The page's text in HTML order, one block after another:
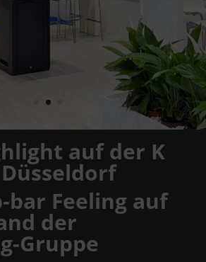
auf der K
Feeling auf
der
Gruppe